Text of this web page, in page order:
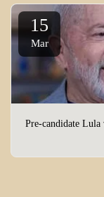
15
Mar
Pre-candidate